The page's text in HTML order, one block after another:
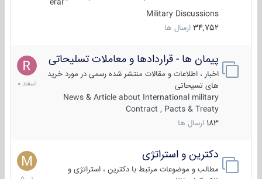
Military Discussions
34,752 ارسال ها
پیمان ها - قراردادها و معاملات تسلیحاتی
اخبار ، اطلاعات و مقالات منتشر شده رسمی در مورد خرید
های تسیحاتی
News & Article about International military
Contract , Pacts & Treaty
183 ارسال ها
7
اسفند
1400
دکترین و استراتژی
مطالب و موضوعات مرتبط با دکترین ، استراتژی و
27
تیر